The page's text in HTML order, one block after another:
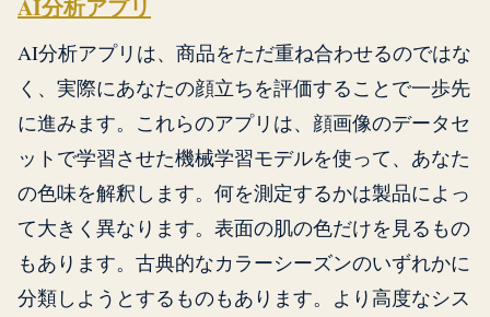
AI分析アプリ
AI分析アプリは、商品をただ重ね合わせるのではな
く、実際にあなたの顔立ちを評価することで一歩先
に進みます。これらのアプリは、顔画像のデータセ
ットで学習させた機械学習モデルを使って、あなた
の色味を解釈します。何を測定するかは製品によっ
て大きく異なります。表面の肌の色だけを見るもの
もあります。古典的なカラーシーズンのいずれかに
分類しようとするものもあります。より高度なシス